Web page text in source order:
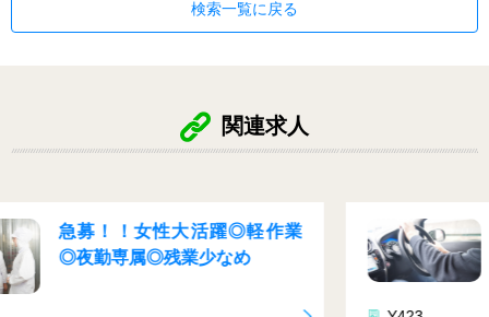
検索一覧に戻る
関連求人
人気
大人気！新車の移動のお仕事